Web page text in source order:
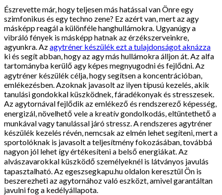
Észrevette már, hogy teljesen más hatással van Önre egy
szimfonikus és egy techno zene? Ez azért van, mert az agy
másképp reagál a különféle hanghullámokra. Ugyanúgy a
vibráló fények is másképp hatnak az érzékszerveinkre,
agyunkra. Azagytréner készülék ezt a tulajdonságot aknázza
ki és segít abban, hogy az agy más hullámokra álljon át. Az alfa
tartományba kerülő agy képes megnyugodni és fejlődni. Az
agytréner készülék célja, hogy segítsen a koncentrációban,
emlékezésben. Azoknak javasolt az ilyen típusú kezelés, akik
tanulási gondokkal küszködnek, fáradékonyak és stresszesek.
Az agytornával fejlődik az emlékező és rendszerező képesség,
energizál, növelhető vele a kreatív gondolkodás, eltüntethető a
munkával vagy tanulással járó stressz. A rendszeres agytréner
készülék kezelés révén, nemcsak az elmén lehet segíteni, mert a
sportolóknak is javasolt a teljesítmény fokozásában, továbbá
nagyon jól lehet így értékesíteni a belső energiákat. Az
alvászavarokkal küszködő személyeknél is látványos javulás
tapasztalható. Az egeszsegkapu.hu oldalon keresztül Ön is
beszerezheti az agytornához való eszközt, amivel garantáltan
javulni fog a kedélyállapota.